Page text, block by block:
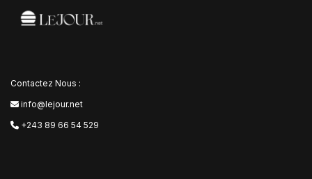
Contactez Nous :
info@lejour.net
+243 89 66 54 529